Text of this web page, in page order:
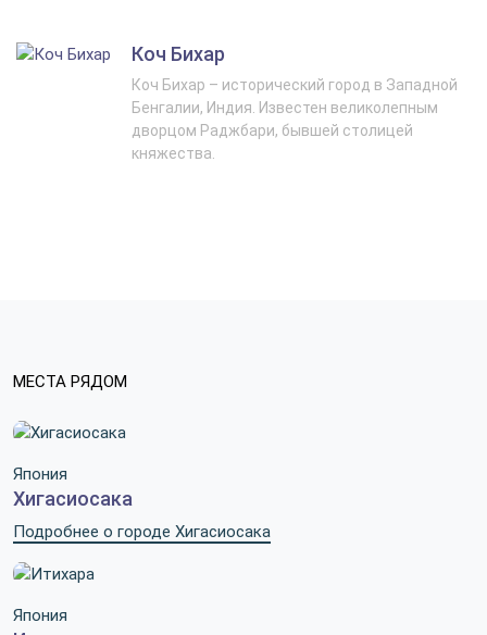
Коч Бихар
Коч Бихар – исторический город в Западной
Бенгалии, Индия. Известен великолепным
дворцом Раджбари, бывшей столицей
княжества.
МЕСТА РЯДОМ
Япония
Хигасиосака
Подробнее о городе Хигасиосака
Япония